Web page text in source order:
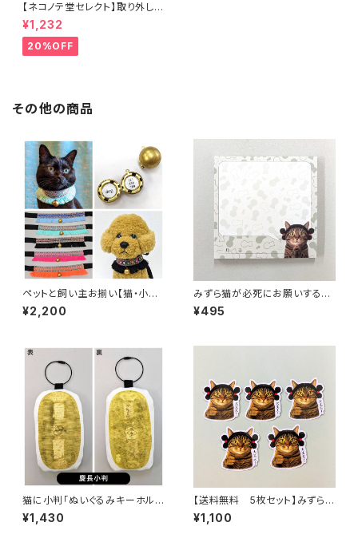
【ネコノテ堂セレクト】取り外し可
能 バンダナ or 蝶ネクタイ ペッ
ト首輪 チェック柄2種類 ベー
ジュ ブラウン リボン 安全
首輪 犬 猫
¥1,232
20%OFF
その他の商品
ペットと飼い主お揃い【猫・小型
犬用 首輪 全6色】バステト神に
なれる！？刺繍リボン首輪 迷
オレンジ・ブルー・ブラック・スパ
ンコール 推し活 フリンジ
バステト
¥2,200
みずら猫が必死にお願いする付
箋（何でも言うことを聞いてくれ
るかもしれない）メモ帳 ふせ
¥495
猫に小判「ぬいぐるみキーホルダ
ー」「けりぐるみ」 慶長小判
猫 犬 おもちゃ
¥1,430
【送料無料 5枚セット】みずら猫
が「大丈夫！」と励まししてくれる
ステッカー
¥1,100